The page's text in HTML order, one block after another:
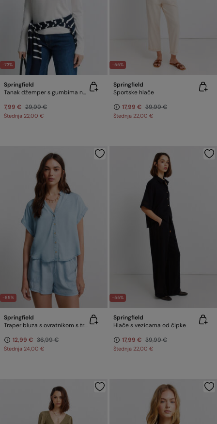
-73%
Springfield
Tanak džemper s gumbima na manšetama
7,99 € 29,99 €
Štednja 22,00 €
-55%
Springfield
Sportske hlače
17,99 € 39,99 €
Štednja 22,00 €
-65%
Springfield
Traper bluza s ovratnikom s trakom
12,99 € 36,99 €
Štednja 24,00 €
-55%
Springfield
Hlače s vezicama od čipke
17,99 € 39,99 €
Štednja 22,00 €